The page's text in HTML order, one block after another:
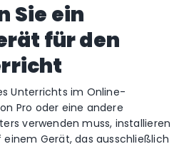
Sie ein
für den
Unterrichts im Online-
Pro oder eine andere
verwenden muss, installieren
Gerät, das ausschließlich